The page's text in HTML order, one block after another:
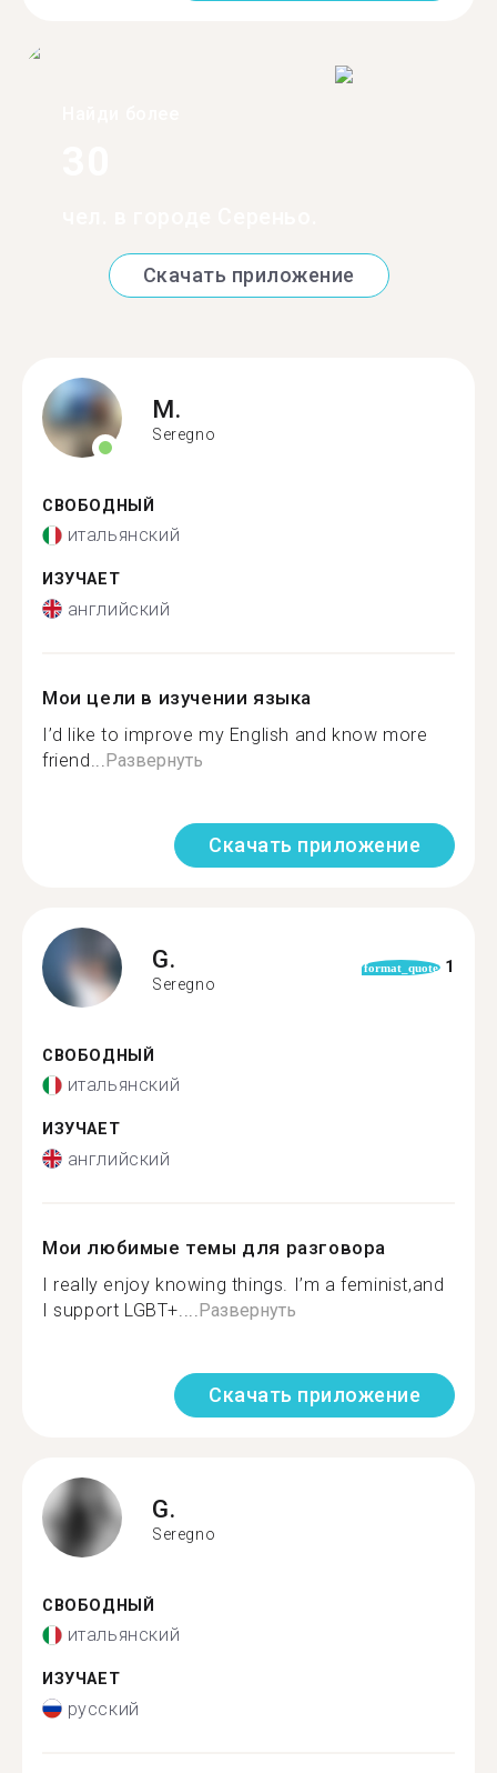
Скачать приложение
M.
Seregno
СВОБОДНЫЙ
итальянский
ИЗУЧАЕТ
английский
Мои цели в изучении языка
I’d like to improve my English and know more
friend... Развернуть
Скачать приложение
G.
Seregno
format_quote 1
СВОБОДНЫЙ
итальянский
ИЗУЧАЕТ
английский
Мои любимые темы для разговора
I really enjoy knowing things. I’m a feminist,and
I support LGBT+️‍.... Развернуть
Скачать приложение
G.
Seregno
СВОБОДНЫЙ
итальянский
ИЗУЧАЕТ
русский